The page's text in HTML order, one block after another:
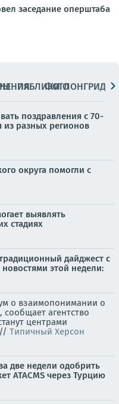
заседание оперштаба
ПАБЛИКИ
ФОТОЛОНГРИДЫ
поздравления с 70-
из разных регионов
округа помогли с
выявлять
стадиях
дайджест с
этой недели:
о взаимопонимании о
агентство
центрами
Типичный Херсон
две недели одобрить
ATACMS через Турцию